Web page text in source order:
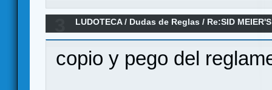
LUDOTECA/ Dudas de Reglas / Re:SID
copio y pego del